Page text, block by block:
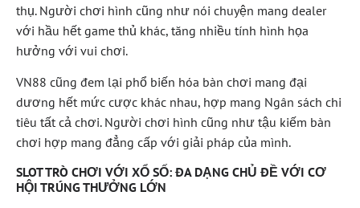
thụ. Người chơi hình cũng như nói chuyện mang dealer
với hầu hết game thủ khác, tăng nhiều tính hình họa
hưởng với vui chơi.
VN88 cũng đem lại phổ biến hóa bàn chơi mang đại
dương hết mức cược khác nhau, hợp mang Ngân sách chi
tiêu tất cả chơi. Người chơi hình cũng như tậu kiếm bàn
chơi hợp mang đẳng cấp với giải pháp của mình.
SLOT TRÒ CHƠI VỚI XỔ SỐ: ĐA DẠNG CHỦ ĐỀ VỚI CƠ
HỘI TRÚNG THƯỞNG LỚN